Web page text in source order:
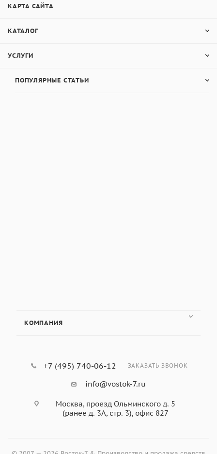
КАРТА САЙТА
КАТАЛОГ
УСЛУГИ
ПОПУЛЯРНЫЕ СТАТЬИ
КОМПАНИЯ
+7 (495) 740-06-12 ЗАКАЗАТЬ ЗВОНОК
info@vostok-7.ru
Москва, проезд Ольминского д. 5
(ранее д. 3А, стр. 3), офис 827